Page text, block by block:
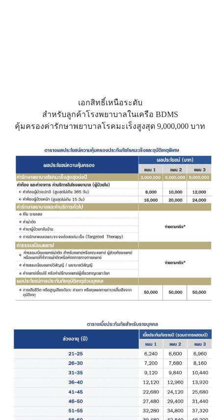
เอกสิทธิ์เหนือระดับ
สำหรับลูกค้าโรงพยาบาลในเครือ BDMS
คุ้มครองค่ารักษาพยาบาลโรคมะเร็งสูงสุด 9,000,000 บาท